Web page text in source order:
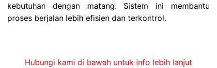
kebutuhan dengan matang. Sistem ini membantu
proses berjalan lebih efisien dan terkontrol.
Hubungi kami di bawah untuk info lebih lanjut